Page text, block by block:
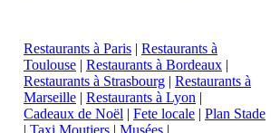
Restaurants à Paris | Restaurants à
Toulouse | Restaurants à Bordeaux |
Restaurants à Strasbourg | Restaurants à
Marseille | Restaurants à Lyon |
Cadeaux de Noël | Fete locale | Plan Stade